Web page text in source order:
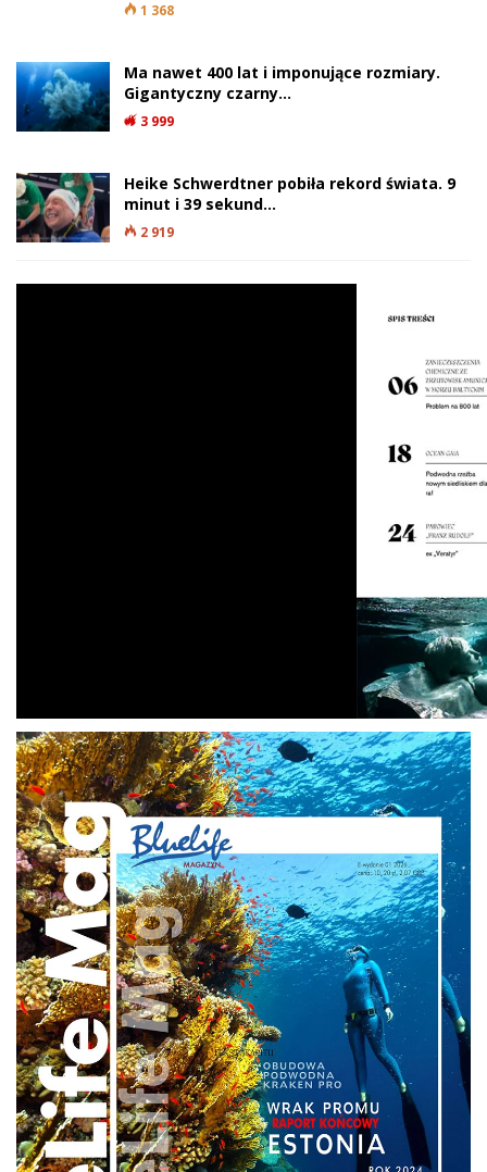
1 368
Ma nawet 400 lat i imponujące rozmiary.
Gigantyczny czarny…
3 999
Heike Schwerdtner pobiła rekord świata. 9
minut i 39 sekund…
2 919